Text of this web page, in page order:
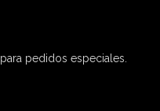
para pedidos especiales.